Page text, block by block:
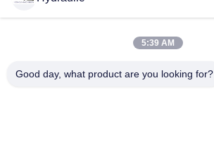
Schneller Kontakt
5:39 AM
Good day, what product are you looking for?